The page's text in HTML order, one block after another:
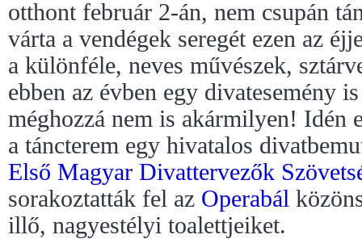
otthont február 2-án, nem csupán
várta a vendégek seregét ezen az
a különféle, neves művészek,
ebben az évben egy divatesemény
méghozzá nem is akármilyen! Idén
a táncterem egy hivatalos
Első Magyar Divattervezők
sorakoztatták fel az Operabál
illő, nagyestélyi toalettjeiket.